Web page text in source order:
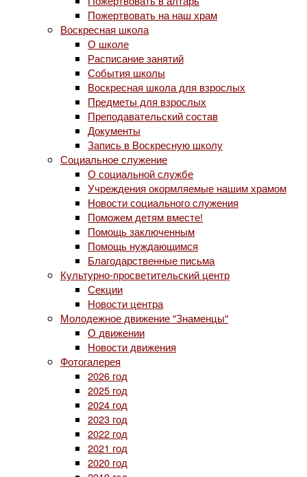
Пожертвовать на наш храм
Воскресная школа
О школе
Расписание занятий
События школы
Воскресная школа для взрослых
Предметы для взрослых
Преподавательский состав
Документы
Запись в Воскресную школу
Социальное служение
О социальной службе
Учреждения окормляемые нашим храмом
Новости социального служения
Поможем детям вместе!
Помощь заключенным
Помощь нуждающимся
Благодарственные письма
Культурно-просветительский центр
Секции
Новости центра
Молодежное движение "Знаменцы"
О движении
Новости движения
Фотогалерея
2026 год
2025 год
2024 год
2023 год
2022 год
2021 год
2020 год